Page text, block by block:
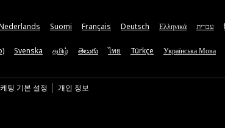
Suomi Français Deutsch Ελληνικά עברית
Svenska தமிழ் తెలుగు ไทย Türkçe Українська Мова
팅 기본 설정 개인 정보